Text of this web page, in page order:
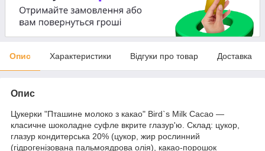
Опис Характеристики Відгуки про товар Доставка
Опис
Цукерки "Пташине молоко з какао" Bird`s Milk Cacao —
класичне шоколадне суфле вкрите глазур'ю. Склад: цукор,
глазур кондитерська 20% (цукор, жир рослинний
(гідрогенізована пальмоядрова олія), какао-порошок